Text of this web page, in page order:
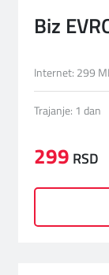
Biz
Internet: 299
Trajanje: 1 dan
299 RSD